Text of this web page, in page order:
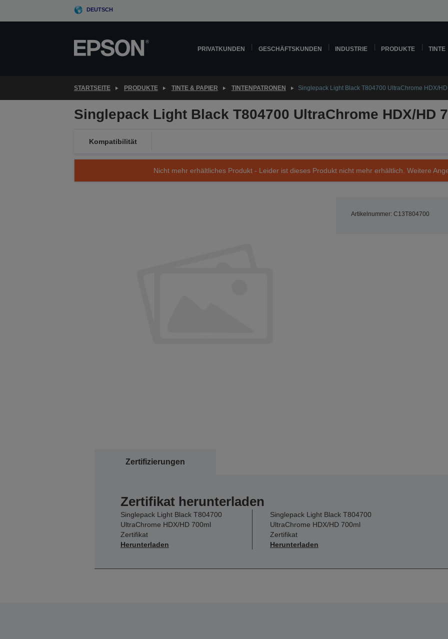
DEUTSCH
PRIVATKUNDEN GESCHÄFTSKUNDEN INDUSTRIE PRODUKTE TINTE
STARTSEITE PRODUKTE TINTE & PAPIER TINTENPATRONEN Singlepack Light Black T804700 UltraChrome HDX/
Singlepack Light Black T804700 UltraChrome HDX/HD
Kompatibilität
Nicht mehr erhältliches Produkt - Leider ist dieses Produkt nicht mehr erhältlich. Weitere
Artikelnummer: C13T804700
Zertifizierungen
Zertifikat herunterladen
Singlepack Light Black T804700
UltraChrome HDX/HD 700ml
Zertifikat
Herunterladen
Singlepack Light Black T804700
UltraChrome HDX/HD 700ml
Zertifikat
Herunterladen